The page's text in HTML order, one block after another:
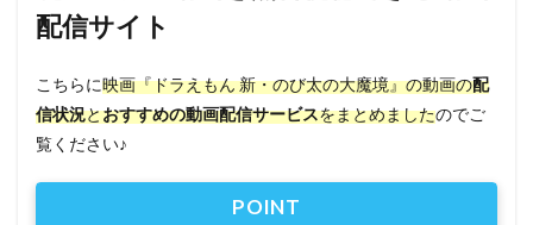
配信サイト
こちらに映画『ドラえもん 新・のび太の大魔境』の動画の配
信状況とおすすめの動画配信サービスをまとめましたのでご
覧ください♪
POINT